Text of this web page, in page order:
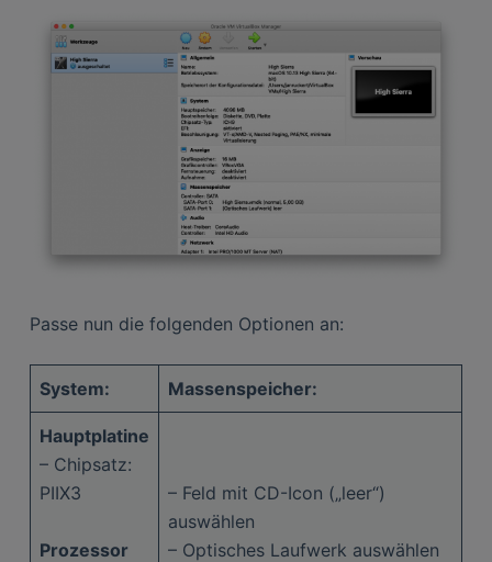
Passe nun die folgenden Optionen an:
System: Massenspeicher:
Hauptplatine
– Chipsatz:
PIIX3
Prozessor
– Feld mit CD-Icon („leer“)
auswählen
– Optisches Laufwerk auswählen